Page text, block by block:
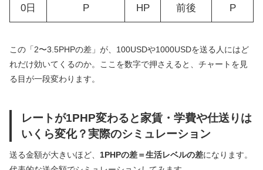
0日
P
HP
前後
P
この「2〜3.5PHPの差」が、100USDや1000USDを送る人にはど
れだけ効いてくるのか。ここを数字で押さえると、チャートを見
る目が一段変わります。
レートが1PHP変わると家賃・学費や仕送りは
いくら変化？実際のシミュレーション
送る金額が大きいほど、 1PHPの差＝生活レベルの差になります。